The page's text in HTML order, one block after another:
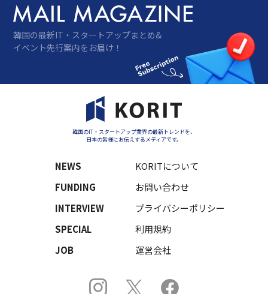
韓国の最新IT・スタートアップまとめ&
イベント先行案内をお届け！
韓国のIT・スタートアップ業界の最新トレンドを、
日本の皆様にお伝えするメディアです。
NEWS
FUNDING
INTERVIEW
SPECIAL
JOB
KORITについて
お問い合わせ
プライバシーポリシー
利用規約
運営会社